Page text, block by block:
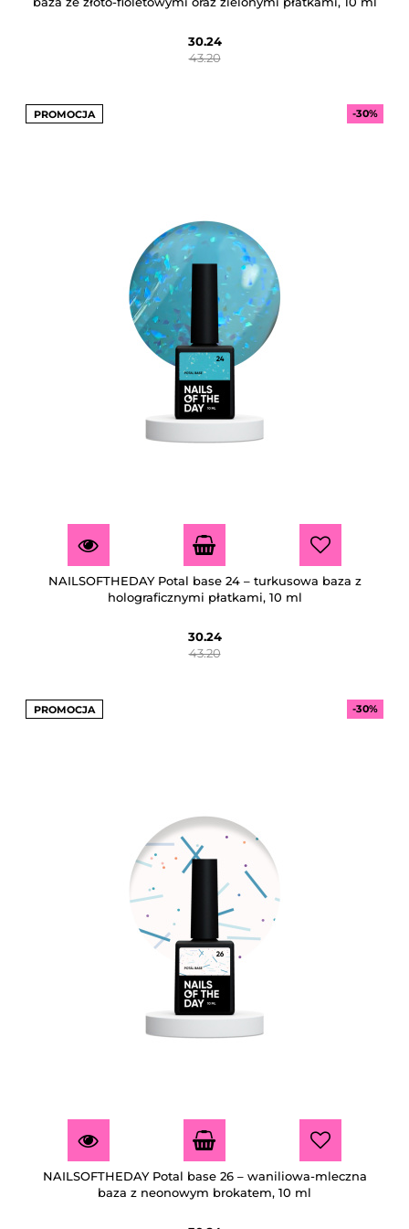
30.24
43.20
PROMOCJA
NAILSOFTHEDAY Potal base 24 – turkusowa baza z
holograficznymi płatkami, 10 ml
30.24
-30%
43.20
PROMOCJA
NAILSOFTHEDAY Potal base 26 – waniliowa-mleczna
baza z neonowym brokatem, 10 ml
-30%